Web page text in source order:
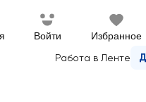
Войти Избранное
Работа в Ленте